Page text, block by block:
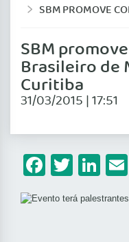
SBM PROMOVE CONGRESSO BRASILEIRO DE
SBM
Brasileiro de
Curitiba
31/03/2015 | 17:51